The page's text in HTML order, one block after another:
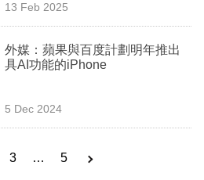
13 Feb 2025
外媒：蘋果與百度計劃明年推出
具AI功能的iPhone
5 Dec 2024
3 … 5